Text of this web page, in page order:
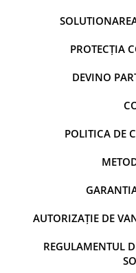
PROTECȚIA
DEVINO
POLITICA DE
AUTORIZAȚIE DE
REGULAMENTUL